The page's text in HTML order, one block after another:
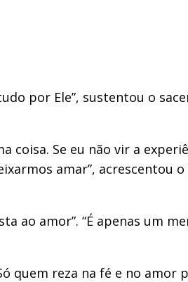
por Ele”, sustentou o
coisa. Se eu não vir a
amar”, acrescentou
ao amor”. “É apenas um
quem reza na fé e no amor